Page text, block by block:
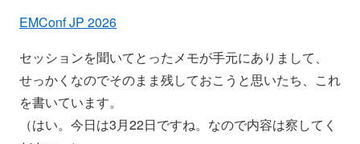
EMConf JP 2026
セッションを聞いてとったメモが手元にありまして、
せっかくなのでそのまま残しておこうと思いたち、これ
を書いています。
（はい。今日は3月22日ですね。なので内容は察してく